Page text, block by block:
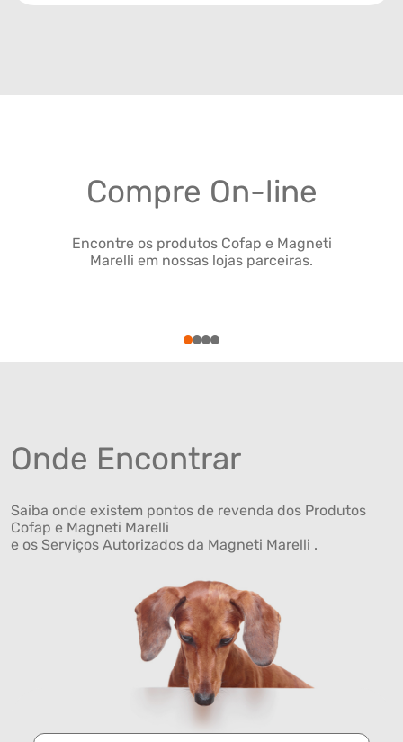
Compre On-line
Encontre os produtos Cofap e Magneti
Marelli em nossas lojas parceiras.
1234
Onde Encontrar
Saiba onde existem pontos de revenda dos Produtos
Cofap e Magneti Marelli
e os Serviços Autorizados da Magneti Marelli .